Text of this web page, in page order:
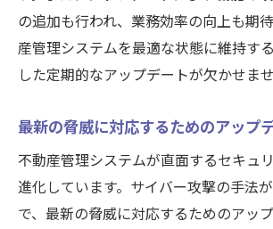
の追加も行われ、業務効率の向上も期
産管理システムを最適な状態に維持す
した定期的なアップデートが欠かせませ
最新の脅威に対応するためのアップ
不動産管理システムが直面するセキュ
進化しています。サイバー攻撃の手法
で、最新の脅威に対応するためのアッ